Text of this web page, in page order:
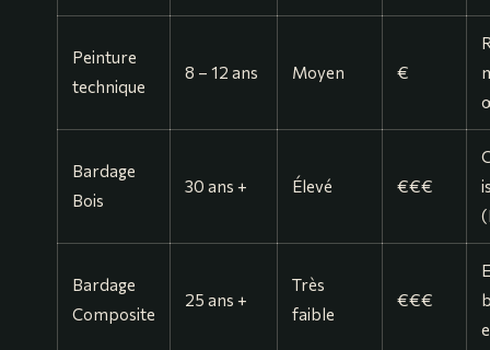
Peinture
technique
8 – 12 ans Moyen €
Bardage
Bois
30 ans + Élevé €€€
Bardage
Composite
25 ans +
Très
faible
€€€